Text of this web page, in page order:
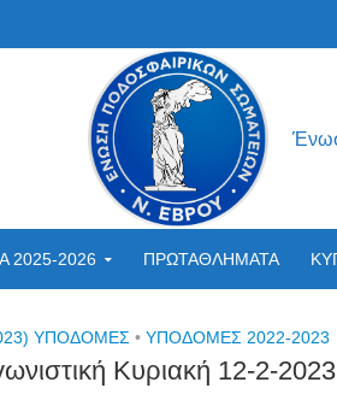
2025-2026 ΠΡΩΤΑΘΛΗΜΑΤΑ
ΥΠΟΔΟΜΕΣ • ΥΠΟΔΟΜΕΣ 2022-2023
Κυριακή 12-2-2023